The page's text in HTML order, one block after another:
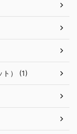
ト） (1)